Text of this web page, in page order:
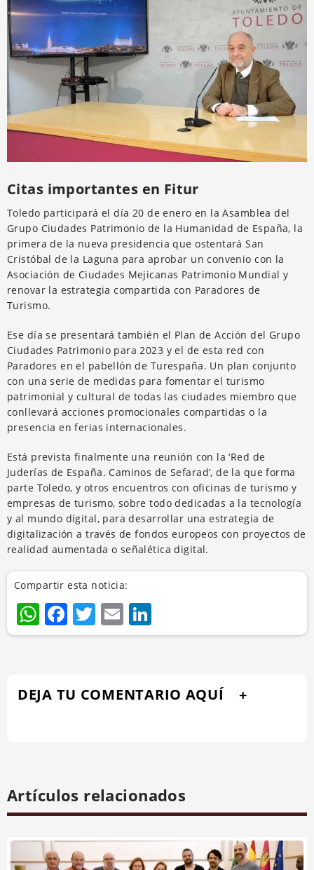
Citas importantes en Fitur
Toledo participará el día 20 de enero en la Asamblea del
Grupo Ciudades Patrimonio de la Humanidad de España, la
primera de la nueva presidencia que ostentará San
Cristóbal de la Laguna para aprobar un convenio con la
Asociación de Ciudades Mejicanas Patrimonio Mundial y
renovar la estrategia compartida con Paradores de
Turismo.
Ese día se presentará también el Plan de Acción del Grupo
Ciudades Patrimonio para 2023 y el de esta red con
Paradores en el pabellón de Turespaña. Un plan conjunto
con una serie de medidas para fomentar el turismo
patrimonial y cultural de todas las ciudades miembro que
conllevará acciones promocionales compartidas o la
presencia en ferias internacionales.
Está prevista finalmente una reunión con la ‘Red de
Juderías de España. Caminos de Sefarad’, de la que forma
parte Toledo, y otros encuentros con oficinas de turismo y
empresas de turismo, sobre todo dedicadas a la tecnología
y al mundo digital, para desarrollar una estrategia de
digitalización a través de fondos europeos con proyectos de
realidad aumentada o señalética digital.
Compartir esta noticia:
WhatsApp
Facebook
Twitter
Email
DEJA TU COMENTARIO AQUÍ
Artículos relacionados